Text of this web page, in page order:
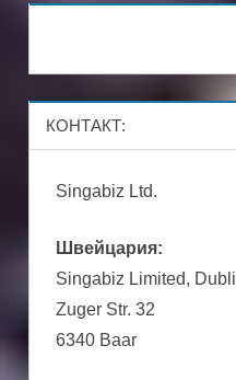
КОНТАКТ:
Singabiz Ltd.
Швейцария:
Singabiz Limited,
Zuger Str. 32
6340 Baar